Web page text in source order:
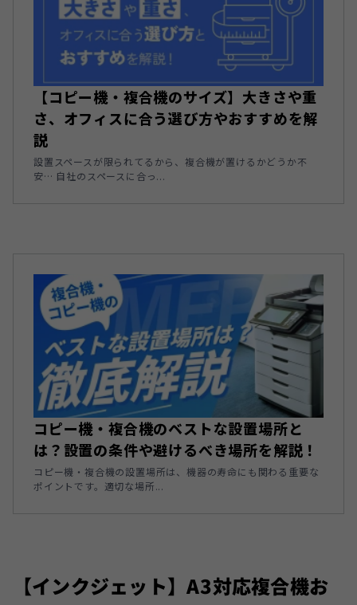
【コピー機・複合機のサイズ】大きさや重
さ、オフィスに合う選び方やおすすめを解
説
設置スペースが限られてるから、複合機が置けるかどうか不
安… 自社のスペースに合っ...
コピー機・複合機のベストな設置場所と
は？設置の条件や避けるべき場所を解説！
コピー機・複合機の設置場所は、機器の寿命にも関わる重要な
ポイントです。適切な場所...
【インクジェット】A3対応複合機お